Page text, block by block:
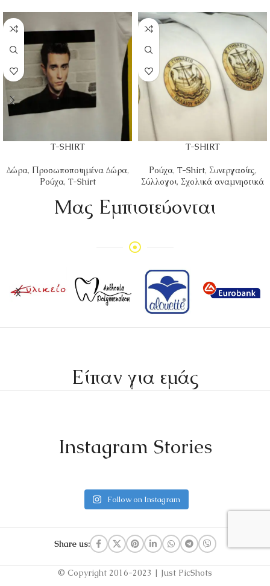
T-SHIRT
Δώρα, Προσωποποιημένα Δώρα,
Ρούχα, T-Shirt
T-SHIRT
Ρούχα, T-Shirt, Συνεργασίες,
Σύλλογοι, Σχολικά αναμνηστικά
Mας Εμπιστεύονται
Είπαν για εμάς
Instagram Stories
Follow on Instagram
Share us:
© Copyright 2016-2023 | Just PicShots